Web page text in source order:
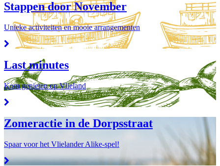
Stappen door November
Unieke activiteiten en mooie arrangementen
Last minutes
Kom genieten op Vlieland
Zomeractie in de Dorpsstraat
Spaar voor het Vlielander Alike-spel!